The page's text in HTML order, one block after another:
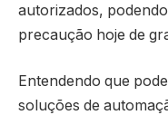
autorizados,
precaução hoje de
Entendendo que
soluções de